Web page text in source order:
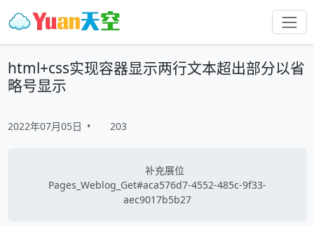
html+css实现容器显示两行文本超出部分以省
略号显示
2022年07月05日 • 203
补充展位
Pages_Weblog_Get#aca576d7-4552-485c-9f33-
aec9017b5b27